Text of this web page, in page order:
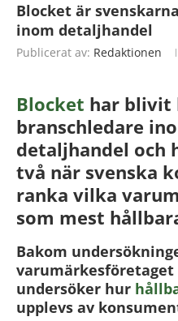
Blocket är
inom detaljhandel
Publicerat av: Redaktionen
Blocket har blivit
branschledare
detaljhandel och
två när svenska
ranka vilka
som mest
Bakom
undersöker hur
upplevs av